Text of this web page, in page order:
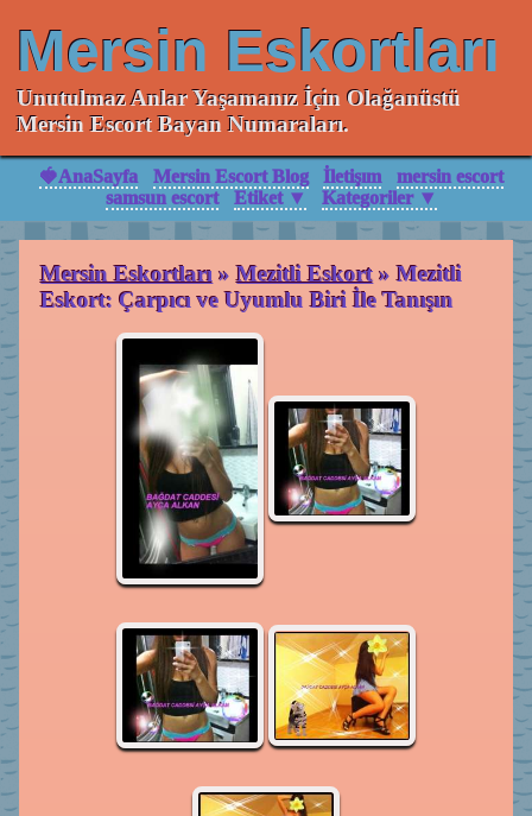
Mersin Eskortları
Unutulmaz Anlar Yaşamanız İçin Olağanüstü
Mersin Escort Bayan Numaraları.
🍓AnaSayfa Mersin Escort Blog İletişım
mersin escort
samsun escort
Etiket ▼ Kategoriler ▼
Mersin Eskortları »Mezitli Eskort »Mezitli
Eskort: Çarpıcı ve Uyumlu Biri İle Tanışın